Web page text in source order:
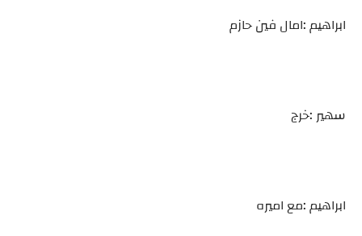
ابراهيم :امال فين حازم
سهير :خرج
ابراهيم :مع اميره